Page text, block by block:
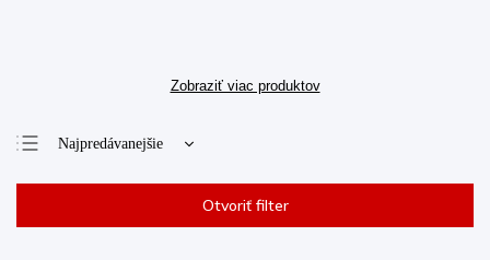
Zobraziť viac produktov
Najpredávanejšie
Otvoriť filter